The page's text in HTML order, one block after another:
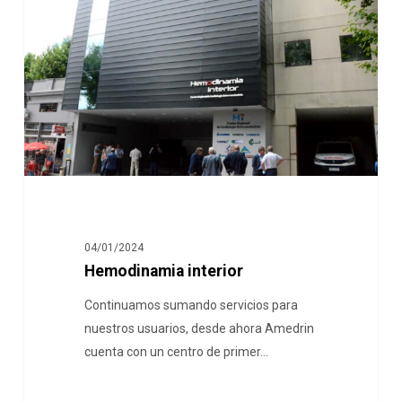
04/01/2024
Hemodinamia interior
Continuamos sumando servicios para
nuestros usuarios, desde ahora Amedrin
cuenta con un centro de primer…